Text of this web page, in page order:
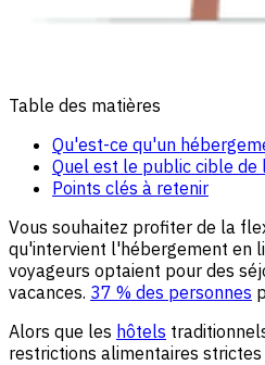
Table des matières
Qu'est-ce qu'un
Quel est le public cible
Points clés à retenir
Vous souhaitez profiter de la
qu'intervient l'hébergement en
voyageurs optaient pour des
vacances. 37 % des personnes
Alors que les hôtels
restrictions alimentaires